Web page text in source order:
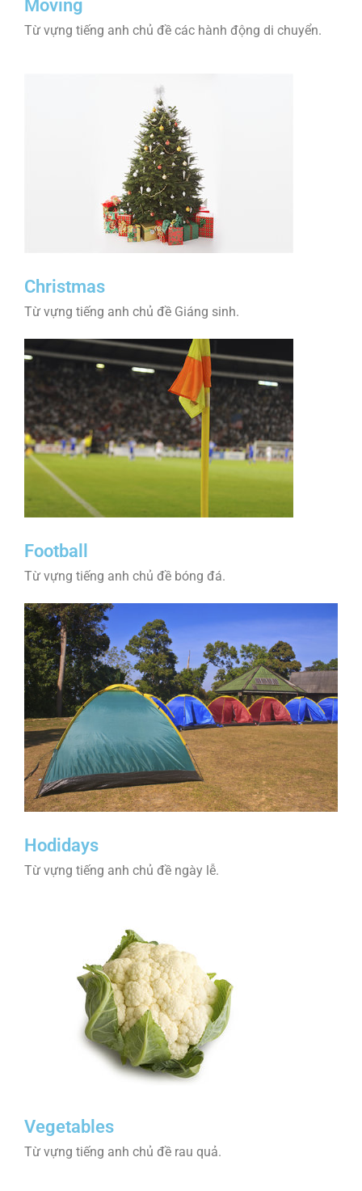
Moving
Từ vựng tiếng anh chủ đề các hành động di chuyển.
Christmas
Từ vựng tiếng anh chủ đề Giáng sinh.
Football
Từ vựng tiếng anh chủ đề bóng đá.
Hodidays
Từ vựng tiếng anh chủ đề ngày lễ.
Vegetables
Từ vựng tiếng anh chủ đề rau quả.